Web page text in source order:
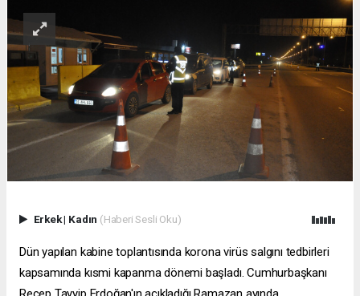
Erkek| Kadın (Haberi Sesli Oku)
Dün yapılan kabine toplantısında korona virüs salgını tedbirleri
kapsamında kısmi kapanma dönemi başladı. Cumhurbaşkanı